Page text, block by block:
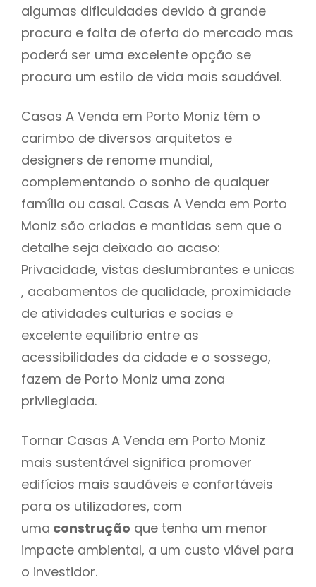
algumas dificuldades devido à grande
procura e falta de oferta do mercado mas
poderá ser uma excelente opção se
procura um estilo de vida mais saudável.
Casas A Venda em Porto Moniz têm o
carimbo de diversos arquitetos e
designers de renome mundial,
complementando o sonho de qualquer
família ou casal. Casas A Venda em Porto
Moniz são criadas e mantidas sem que o
detalhe seja deixado ao acaso:
Privacidade, vistas deslumbrantes e unicas
, acabamentos de qualidade, proximidade
de atividades culturias e socias e
excelente equilíbrio entre as
acessibilidades da cidade e o sossego,
fazem de Porto Moniz uma zona
privilegiada.
Tornar Casas A Venda em Porto Moniz
mais sustentável significa promover
edifícios mais saudáveis e confortáveis
para os utilizadores, com
uma construção que tenha um menor
impacte ambiental, a um custo viável para
o investidor.